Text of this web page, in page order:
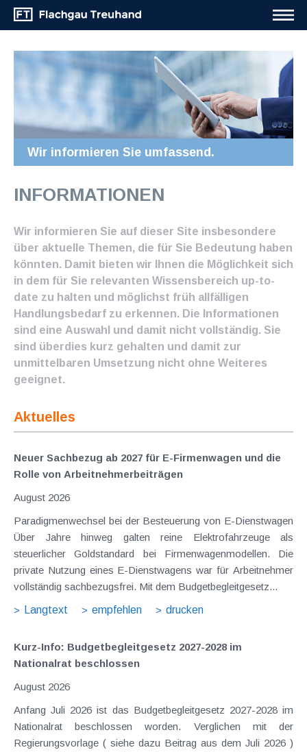
Wir informieren Sie umfassend.
INFORMATIONEN
Wir informieren Sie auf dieser Site insbesondere
über aktuelle Themen, die für Sie Bedeutung haben
könnten. Damit bieten wir Ihnen die Möglichkeit sich
in dem für Sie relevanten Wissensbereich up-to-
date zu halten und möglichst früh allfälligen
Handlungsbedarf zu erkennen. Die Informationen
sind eine Auswahl und damit nicht vollständig. Sie
sind überdies kurz gehalten und damit zur
unmittelbaren Umsetzung nicht ohne Weiteres
geeignet.
Aktuelles
Neuer Sachbezug ab 2027 für E-Firmenwagen und die
Rolle von Arbeitnehmer​­beiträgen
August 2026
Paradigmenwechsel bei der Besteuerung von E-Dienstwagen
Über Jahre hinweg galten reine Elektrofahrzeuge als
steuerlicher Goldstandard bei Firmenwagenmodellen. Die
private Nutzung eines E-Dienstwagens war für Arbeitnehmer
vollständig sachbezugsfrei. Mit dem Budgetbegleitgesetz...
Langtext
empfehlen drucken
Kurz-Info: Budgetbegleitgesetz 2027-2028 im
Nationalrat beschlossen
August 2026
Anfang Juli 2026 ist das Budgetbegleitgesetz 2027-2028 im
Nationalrat beschlossen worden. Verglichen mit der
Regierungsvorlage ( siehe dazu Beitrag aus dem Juli 2026 )